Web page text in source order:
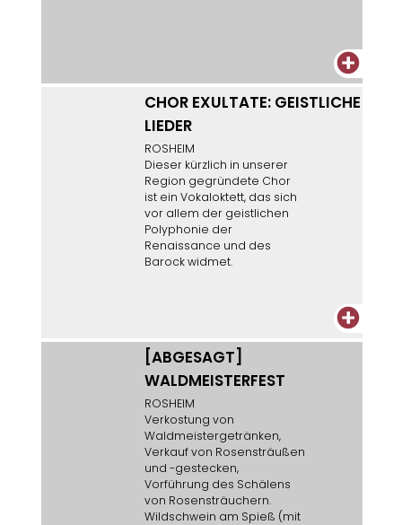
+
CHOR EXULTATE: GEISTLICHE
LIEDER
ROSHEIM
Dieser kürzlich in unserer
Region gegründete Chor
ist ein Vokaloktett, das sich
vor allem der geistlichen
Polyphonie der
Renaissance und des
Barock widmet.
+
[ABGESAGT]
WALDMEISTERFEST
ROSHEIM
Verkostung von
Waldmeistergetränken,
Verkauf von Rosensträußen
und -gestecken,
Vorführung des Schälens
von Rosensträuchern.
Wildschwein am Spieß (mit